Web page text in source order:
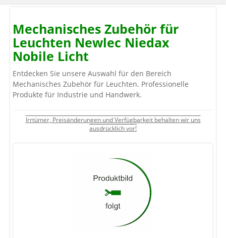
Mechanisches Zubehör für
Leuchten Newlec Niedax
Nobile Licht
Entdecken Sie unsere Auswahl für den Bereich
Mechanisches Zubehör für Leuchten. Professionelle
Produkte für Industrie und Handwerk.
Irrtümer, Preisänderungen und Verfügbarkeit behalten wir uns
ausdrücklich vor!